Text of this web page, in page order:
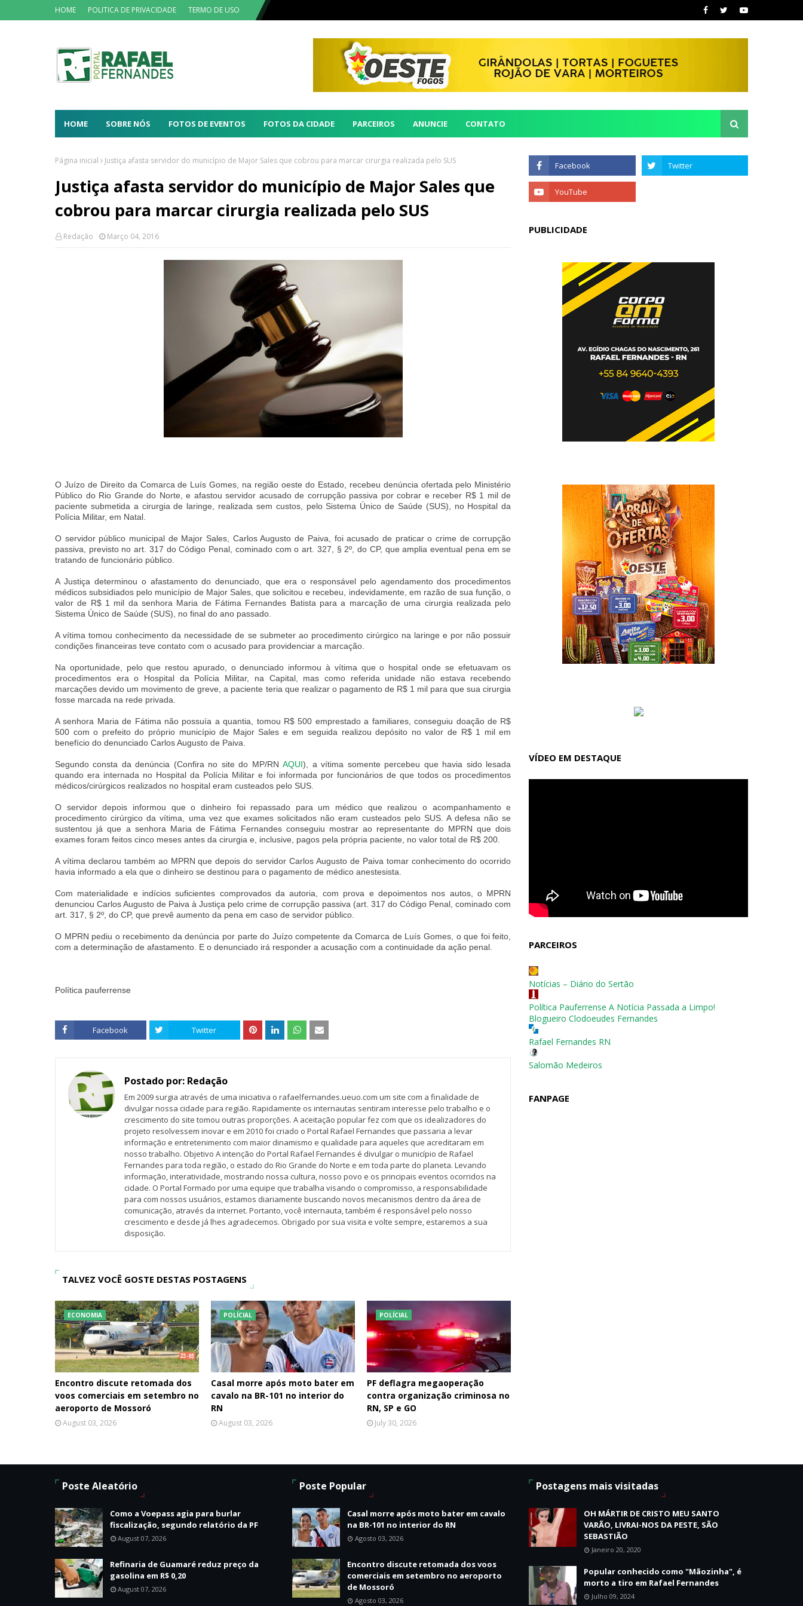
HOME POLITICA DE PRIVACIDADE TERMO DE USO
HOME SOBRE NÓS FOTOS DE EVENTOS FOTOS DA CIDADE PARCEIROS ANUNCIE CONTATO
Página inicial Justiça afasta servidor do município de Major Sales que cobrou para marcar cirurgia realizada pelo SUS
Justiça afasta servidor do município de Major Sales que
cobrou para marcar cirurgia realizada pelo SUS
Redação Março 04, 2016
O Juízo de Direito da Comarca de Luís Gomes, na região oeste do Estado, recebeu denúncia ofertada pelo Ministério
Público do Rio Grande do Norte, e afastou servidor acusado de corrupção passiva por cobrar e receber R$ 1 mil de
paciente submetida a cirurgia de laringe, realizada sem custos, pelo Sistema Único de Saúde (SUS), no Hospital da
Polícia Militar, em Natal.
O servidor público municipal de Major Sales, Carlos Augusto de Paiva, foi acusado de praticar o crime de corrupção
passiva, previsto no art. 317 do Código Penal, cominado com o art. 327, § 2º, do CP, que amplia eventual pena em se
tratando de funcionário público.
A Justiça determinou o afastamento do denunciado, que era o responsável pelo agendamento dos procedimentos
médicos subsidiados pelo município de Major Sales, que solicitou e recebeu, indevidamente, em razão de sua função, o
valor de R$ 1 mil da senhora Maria de Fátima Fernandes Batista para a marcação de uma cirurgia realizada pelo
Sistema Único de Saúde (SUS), no final do ano passado.
A vítima tomou conhecimento da necessidade de se submeter ao procedimento cirúrgico na laringe e por não possuir
condições financeiras teve contato com o acusado para providenciar a marcação.
Na oportunidade, pelo que restou apurado, o denunciado informou à vítima que o hospital onde se efetuavam os
procedimentos era o Hospital da Polícia Militar, na Capital, mas como referida unidade não estava recebendo
marcações devido um movimento de greve, a paciente teria que realizar o pagamento de R$ 1 mil para que sua cirurgia
fosse marcada na rede privada.
A senhora Maria de Fátima não possuía a quantia, tomou R$ 500 emprestado a familiares, conseguiu doação de R$
500 com o prefeito do próprio município de Major Sales e em seguida realizou depósito no valor de R$ 1 mil em
benefício do denunciado Carlos Augusto de Paiva.
Segundo consta da denúncia (Confira no site do MP/RNAQUI), a vítima somente percebeu que havia sido lesada
quando era internada no Hospital da Polícia Militar e foi informada por funcionários de que todos os procedimentos
médicos/cirúrgicos realizados no hospital eram custeados pelo SUS.
O servidor depois informou que o dinheiro foi repassado para um médico que realizou o acompanhamento e
procedimento cirúrgico da vítima, uma vez que exames solicitados não eram custeados pelo SUS. A defesa não se
sustentou já que a senhora Maria de Fátima Fernandes conseguiu mostrar ao representante do MPRN que dois
exames foram feitos cinco meses antes da cirurgia e, inclusive, pagos pela própria paciente, no valor total de R$ 200.
A vítima declarou também ao MPRN que depois do servidor Carlos Augusto de Paiva tomar conhecimento do ocorrido
havia informado a ela que o dinheiro se destinou para o pagamento de médico anestesista.
Com materialidade e indícios suficientes comprovados da autoria, com prova e depoimentos nos autos, o MPRN
denunciou Carlos Augusto de Paiva à Justiça pelo crime de corrupção passiva (art. 317 do Código Penal, cominado com
art. 317, § 2º, do CP, que prevê aumento da pena em caso de servidor público.
O MPRN pediu o recebimento da denúncia por parte do Juízo competente da Comarca de Luís Gomes, o que foi feito,
com a determinação de afastamento. E o denunciado irá responder a acusação com a continuidade da ação penal.
Política pauferrense
Facebook Twitter
Postado por: Redação
Em 2009 surgia através de uma iniciativa o rafaelfernandes.ueuo.com um site com a finalidade de
divulgar nossa cidade para região. Rapidamente os internautas sentiram interesse pelo trabalho e o
crescimento do site tomou outras proporções. A aceitação popular fez com que os idealizadores do
projeto resolvessem inovar e em 2010 foi criado o Portal Rafael Fernandes que passaria a levar
informação e entretenimento com maior dinamismo e qualidade para aqueles que acreditaram em
nosso trabalho. Objetivo A intenção do Portal Rafael Fernandes é divulgar o município de Rafael
Fernandes para toda região, o estado do Rio Grande do Norte e em toda parte do planeta. Levando
informação, interatividade, mostrando nossa cultura, nosso povo e os principais eventos ocorridos na
cidade. O Portal Formado por uma equipe que trabalha visando o compromisso, a responsabilidade
para com nossos usuários, estamos diariamente buscando novos mecanismos dentro da área de
comunicação, através da internet. Portanto, você internauta, também é responsável pelo nosso
crescimento e desde já lhes agradecemos. Obrigado por sua visita e volte sempre, estaremos a sua
disposição.
TALVEZ VOCÊ GOSTE DESTAS POSTAGENS
ECONOMIA
Encontro discute retomada dos
voos comerciais em setembro no
aeroporto de Mossoró
August 03, 2026
POLÍCIAL
Casal morre após moto bater em
cavalo na BR-101 no interior do
RN
August 03, 2026
POLÍCIAL
PF deflagra megaoperação
contra organização criminosa no
RN, SP e GO
July 30, 2026
PUBLICIDADE
VÍDEO EM DESTAQUE
PARCEIROS
Notícias – Diário do Sertão
Política Pauferrense A Notícia Passada a Limpo!
Blogueiro Clodoeudes Fernandes
Rafael Fernandes RN
Salomão Medeiros
FANPAGE
Poste Aleatório
Como a Voepass agia para burlar
fiscalização, segundo relatório da PF
August 07, 2026
Refinaria de Guamaré reduz preço da
gasolina em R$ 0,20
August 07, 2026
Poste Popular
Casal morre após moto bater em cavalo
na BR-101 no interior do RN
Agosto 03, 2026
Encontro discute retomada dos voos
comerciais em setembro no aeroporto
de Mossoró
Agosto 03, 2026
Postagens mais visitadas
OH MÁRTIR DE CRISTO MEU SANTO
VARÃO, LIVRAI-NOS DA PESTE, SÃO
SEBASTIÃO
Janeiro 20, 2020
Popular conhecido como "Mãozinha", é
morto a tiro em Rafael Fernandes
Julho 09, 2024